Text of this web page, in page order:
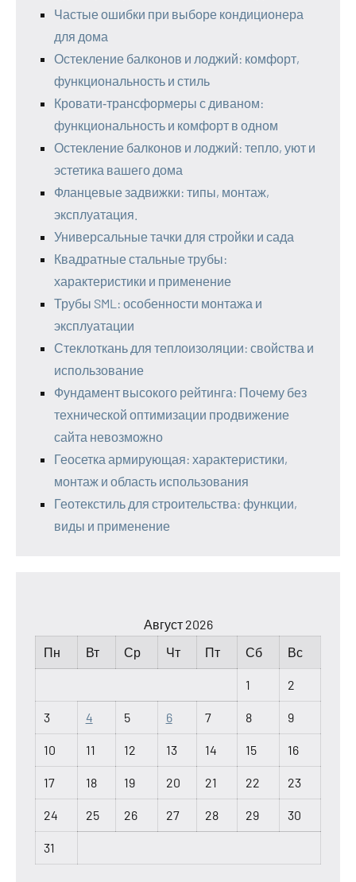
Частые ошибки при выборе кондиционера
для дома
Остекление балконов и лоджий: комфорт,
функциональность и стиль
Кровати‑трансформеры с диваном:
функциональность и комфорт в одном
Остекление балконов и лоджий: тепло, уют и
эстетика вашего дома
Фланцевые задвижки: типы, монтаж,
эксплуатация.
Универсальные тачки для стройки и сада
Квадратные стальные трубы:
характеристики и применение
Трубы SML: особенности монтажа и
эксплуатации
Стеклоткань для теплоизоляции: свойства и
использование
Фундамент высокого рейтинга: Почему без
технической оптимизации продвижение
сайта невозможно
Геосетка армирующая: характеристики,
монтаж и область использования
Геотекстиль для строительства: функции,
виды и применение
Август 2026
Пн
Вт Ср Чт Пт Сб Вс
1 2
3 4 5 6 7 8 9
10 11 12 13 14 15 16
17 18 19 20 21 22 23
24 25 26 27 28 29 30
31